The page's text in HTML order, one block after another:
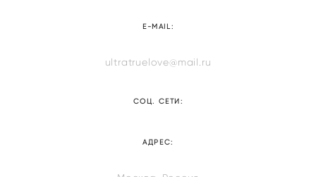
E-MAIL:
ultratruelove@mail.ru
СОЦ. СЕТИ:
АДРЕС: